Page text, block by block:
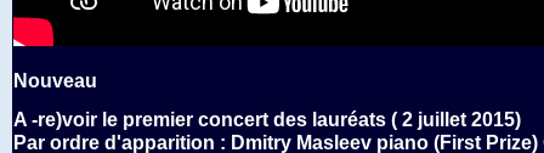
Nouveau
A -re)voir le premier concert des lauréats ( 2 juillet 2015)
Par ordre d'apparition : Dmitry Masleev piano (First Prize)